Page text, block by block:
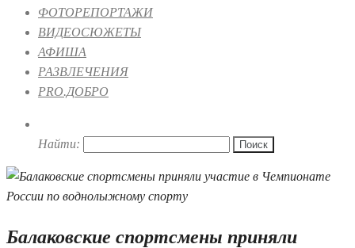
ФОТОРЕПОРТАЖИ
ВИДЕОСЮЖЕТЫ
АФИША
РАЗВЛЕЧЕНИЯ
PRO.ДОБРО
Найти:
Балаковские спортсмены приняли